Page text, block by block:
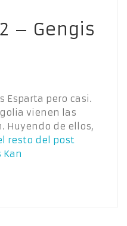
– Gengis
Esparta pero casi.
vienen las
Huyendo de ellos,
resto del post
Kan